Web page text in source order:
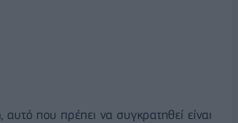
που πρέπει να συγκρατηθεί είναι